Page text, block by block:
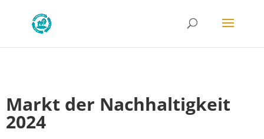
Markt der Nachhaltigkeit
2024